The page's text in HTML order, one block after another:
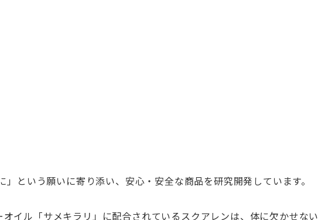
という願いに寄り添い、安心・安全な商品を研究開発しています。
イル「サメキラリ」に配合されているスクアレンは、体に欠かせない